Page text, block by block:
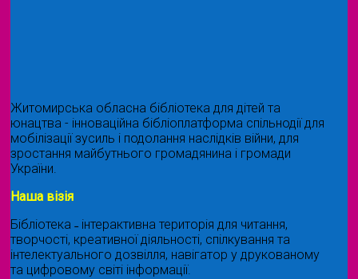
Житомирська обласна бібліотека для дітей та
юнацтва - інноваційна бібліоплатформа спільнодії для
мобілізації зусиль і подолання наслідків війни, для
зростання майбутнього громадянина і громади
України.
Наша візія
Бібліотека ˗ інтерактивна територія для читання,
творчості, креативної діяльності, спілкування та
інтелектуального дозвілля, навігатор у друкованому
та цифровому світі інформації.